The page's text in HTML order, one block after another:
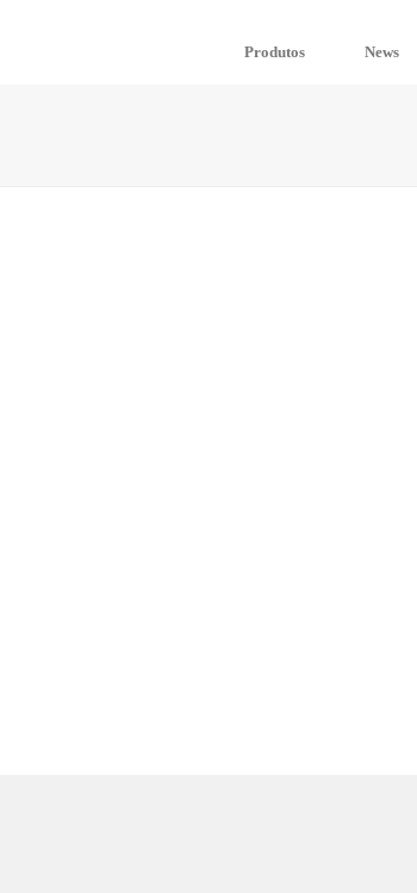
Produtos News